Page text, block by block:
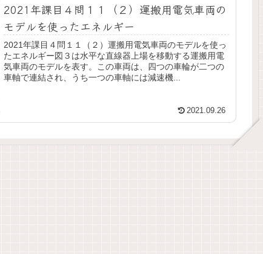
2021年課目４問１１（２）運搬用電気車両の
モデルを使ったエネルギー
2021年課目４問１１（２）運搬用電気車両のモデルを使っ
たエネルギー図３は水平な直線器上場を移動する運搬用電
気車両のモデルを表す。この車両は、四つの車輪が二つの
車軸で連結され、うち一つの車軸には減速機...
2021.09.26